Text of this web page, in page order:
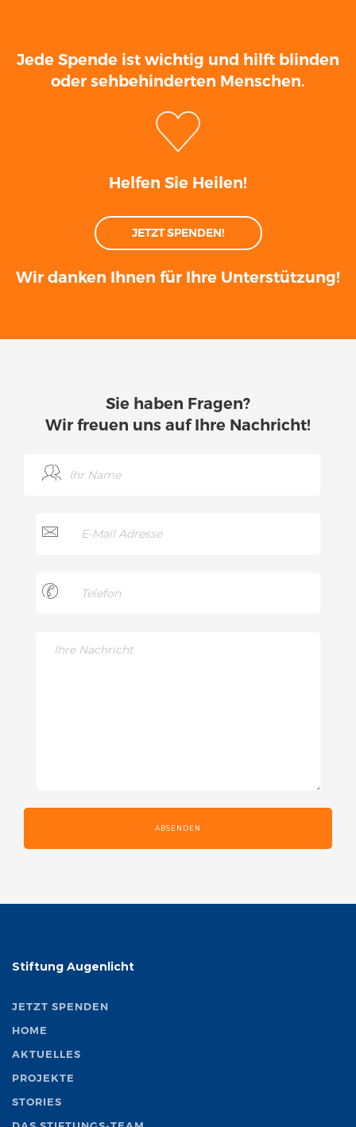
Jede Spende ist wichtig und hilft blinden
oder sehbehinderten Menschen.
Helfen Sie Heilen!
JETZT SPENDEN!
Wir danken Ihnen für Ihre Unterstützung!
Sie haben Fragen?
Wir freuen uns auf Ihre Nachricht!
ABSENDEN
Stiftung Augenlicht
JETZT SPENDEN
HOME
AKTUELLES
PROJEKTE
STORIES